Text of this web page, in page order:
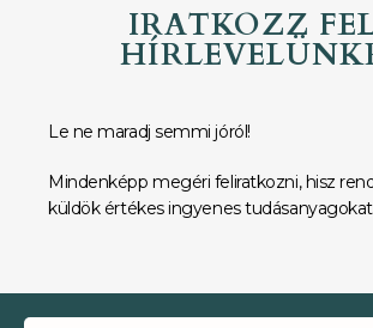
IRATKOZZ
Le ne maradj semmi jóról!
Mindenképp megéri feliratkozni, hisz
küldök értékes ingyenes